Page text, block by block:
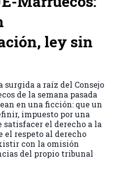
ley sin
a raíz del Consejo
de la semana pasada
en una ficción: que un
impuesto por una
satisfacer el derecho a la
el respeto al derecho
con la omisión
del propio tribunal